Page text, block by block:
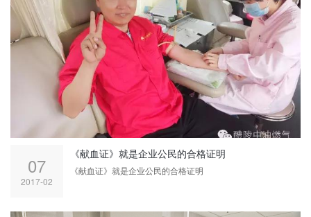
07
2017-02
《献血证》就是企业公民的合格证明
《献血证》就是企业公民的合格证明